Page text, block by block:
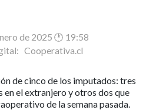
de 2025 🕐 19:58
Cooperativa.cl
de cinco de los imputados: tres
en el extranjero y otros dos que
de la semana pasada.